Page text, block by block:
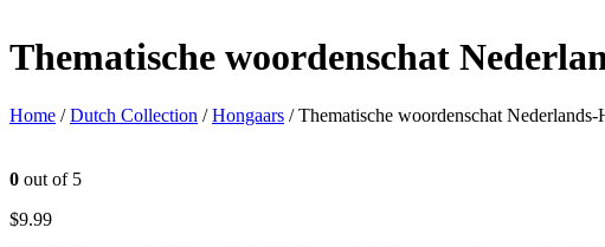
Thematische woordenschat
Home /Dutch Collection /Hongaars / Thematische woordenschat
0 out of 5
$9.99